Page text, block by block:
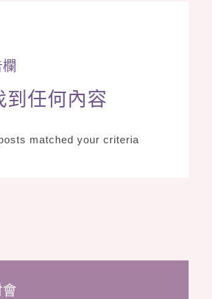
到任何內容
matched your criteria